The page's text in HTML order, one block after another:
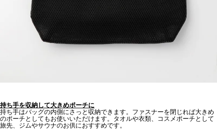
持ち手を収納して大きめポーチに
持ち手はバッグの内側にさっと収納できます。ファスナーを閉じれば大きめ
のポーチとしてもお使いいただけます。タオルや衣類、コスメポーチとして
旅先、ジムやサウナのお供におすすめです。